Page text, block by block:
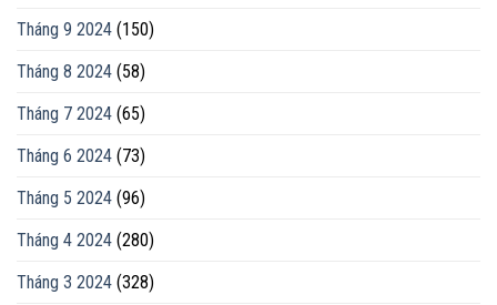
Tháng 9 2024 (150)
Tháng 8 2024 (58)
Tháng 7 2024 (65)
Tháng 6 2024 (73)
Tháng 5 2024 (96)
Tháng 4 2024 (280)
Tháng 3 2024 (328)